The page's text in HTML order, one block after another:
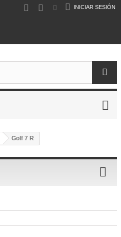
INICIAR SESIÓN
Golf 7 R